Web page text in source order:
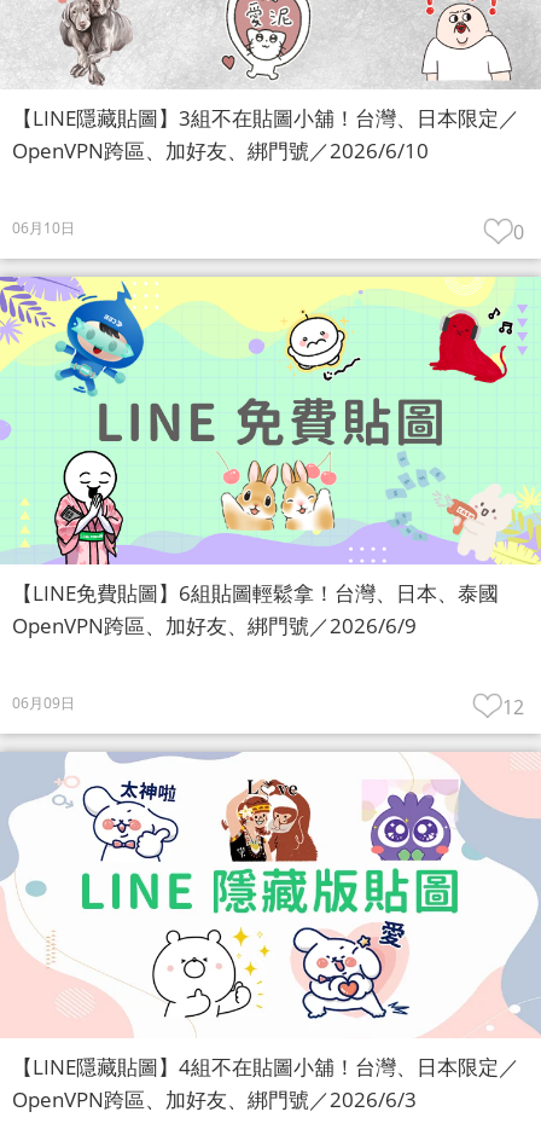
【LINE隱藏貼圖】3組不在貼圖小舖！台灣、日本限定／
OpenVPN跨區、加好友、綁門號／2026/6/10
06月10日 0
【LINE免費貼圖】6組貼圖輕鬆拿！台灣、日本、泰國
OpenVPN跨區、加好友、綁門號／2026/6/9
06月09日 12
【LINE隱藏貼圖】4組不在貼圖小舖！台灣、日本限定／
OpenVPN跨區、加好友、綁門號／2026/6/3